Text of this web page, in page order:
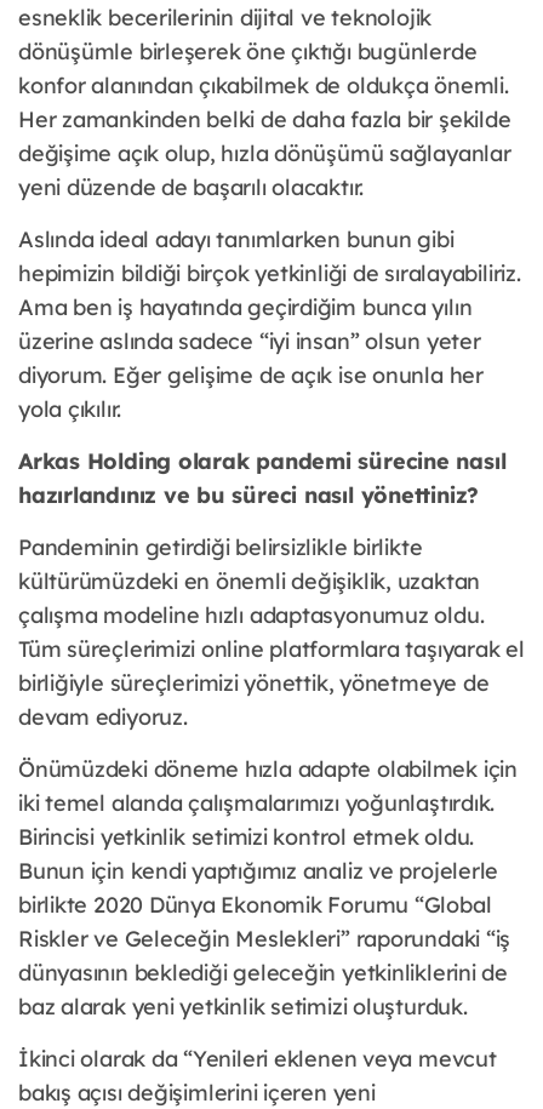
esneklik becerilerinin dijital ve teknolojik
dönüşümle birleşerek öne çıktığı bugünlerde
konfor alanından çıkabilmek de oldukça önemli.
Her zamankinden belki de daha fazla bir şekilde
değişime açık olup, hızla dönüşümü sağlayanlar
yeni düzende de başarılı olacaktır.
Aslında ideal adayı tanımlarken bunun gibi
hepimizin bildiği birçok yetkinliği de sıralayabiliriz.
Ama ben iş hayatında geçirdiğim bunca yılın
üzerine aslında sadece “iyi insan” olsun yeter
diyorum. Eğer gelişime de açık ise onunla her
yola çıkılır.
Arkas Holding olarak pandemi sürecine nasıl
hazırlandınız ve bu süreci nasıl yönettiniz?
Pandeminin getirdiği belirsizlikle birlikte
kültürümüzdeki en önemli değişiklik, uzaktan
çalışma modeline hızlı adaptasyonumuz oldu.
Tüm süreçlerimizi online platformlara taşıyarak el
birliğiyle süreçlerimizi yönettik, yönetmeye de
devam ediyoruz.
Önümüzdeki döneme hızla adapte olabilmek için
iki temel alanda çalışmalarımızı yoğunlaştırdık.
Birincisi yetkinlik setimizi kontrol etmek oldu.
Bunun için kendi yaptığımız analiz ve projelerle
birlikte 2020 Dünya Ekonomik Forumu “Global
Riskler ve Geleceğin Meslekleri” raporundaki “iş
dünyasının beklediği geleceğin yetkinliklerini de
baz alarak yeni yetkinlik setimizi oluşturduk.
İkinci olarak da “Yenileri eklenen veya mevcut
bakış açısı değişimlerini içeren yeni